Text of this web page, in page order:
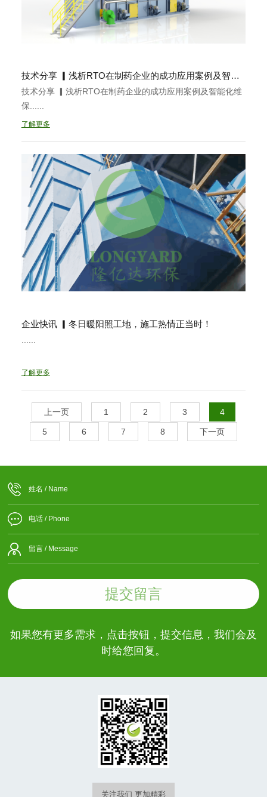
技术分享 ▎浅析RTO在制药企业的成功应用案例及智能化维保
技术分享 ▎浅析RTO在制药企业的成功应用案例及智能化维
保......
了解更多
企业快讯 ▎冬日暖阳照工地，施工热情正当时！
了解更多
上一页 1 2 3 4
5 6 7 8 下一页
提交留言
如果您有更多需求，点击按钮，提交信息，我们会及
时给您回复。
关注我们 更加精彩